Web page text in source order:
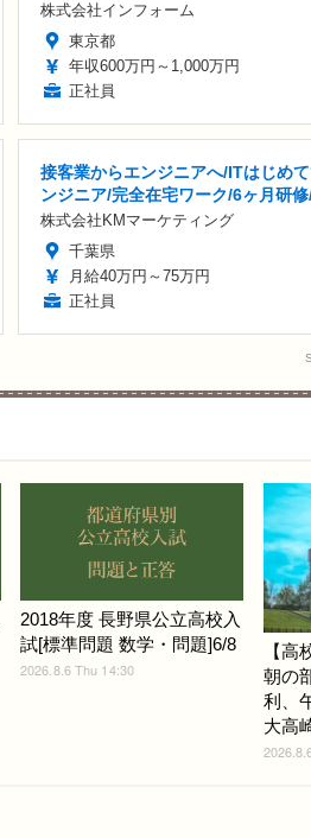
株式会社インフォーム
東京都
年収600万円～1,000万円
正社員
接客業からエンジニアへ/ITはじめ
ンジニア/完全在宅ワーク/6ヶ月研
株式会社KMマーケティング
千葉県
月給40万円～75万円
正社員
2018年度 長野県公立高校入
試[標準問題 数学・問題]6/8
2026.8.6 Thu 14:30
【高
朝の
利、
大高